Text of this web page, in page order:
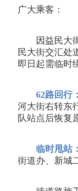
广大乘客：
因益民大
民大街交汇处
即日起需临时
62路回行：
河大街右转东
队站点后恢复
临时甩站：
街道办、新城